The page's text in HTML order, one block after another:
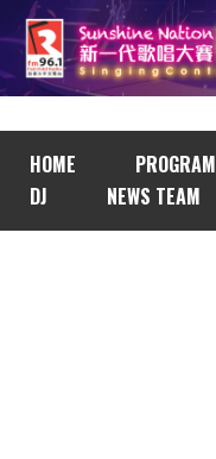
HOME PROGRAM
DJ
NEWS TEAM